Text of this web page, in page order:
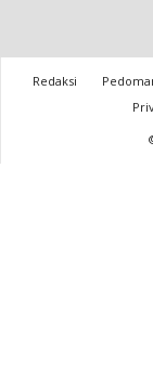
Redaksi